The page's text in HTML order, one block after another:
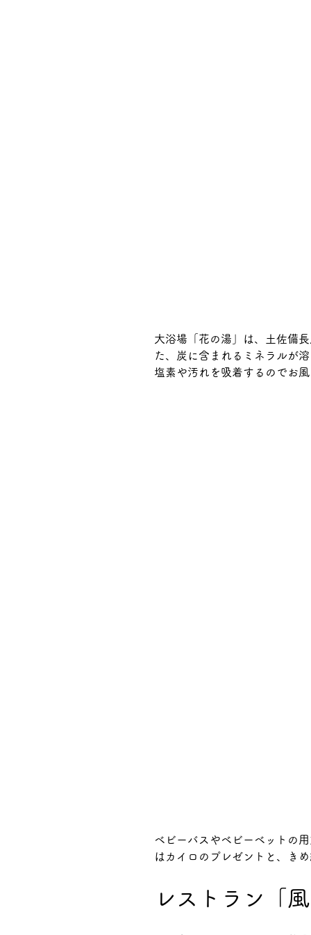
大浴場「花の湯」は、土佐備
た、炭に含まれるミネラルが
塩素や汚れを吸着するのでお
ベビーバスやベビーベットの
はカイロのプレゼントと、き
レストラン「